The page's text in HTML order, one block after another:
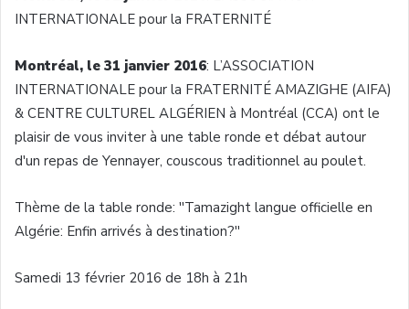
INTERNATIONALE pour la FRATERNITÉ
Montréal, le 31 janvier 2016: L’ASSOCIATION
INTERNATIONALE pour la FRATERNITÉ AMAZIGHE (AIFA)
& CENTRE CULTUREL ALGÉRIEN à Montréal (CCA) ont le
plaisir de vous inviter à une table ronde et débat autour
d'un repas de Yennayer, couscous traditionnel au poulet.
Thème de la table ronde: ''Tamazight langue officielle en
Algérie: Enfin arrivés à destination?''
Samedi 13 février 2016 de 18h à 21h